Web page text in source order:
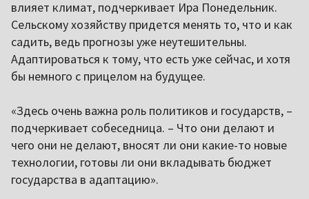
влияет климат, подчеркивает Ира Понедельник.
Сельскому хозяйству придется менять то, что и как
садить, ведь прогнозы уже неутешительны.
Адаптироваться к тому, что есть уже сейчас, и хотя
бы немного с прицелом на будущее.
«Здесь очень важна роль политиков и государств, –
подчеркивает собеседница. – Что они делают и
чего они не делают, вносят ли они какие-то новые
технологии, готовы ли они вкладывать бюджет
государства в адаптацию».